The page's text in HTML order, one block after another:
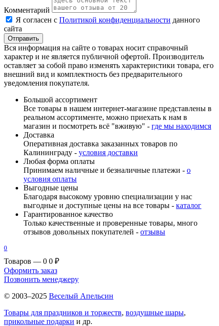
Комментарий
Я согласен с Политикой конфиденциальности данного
сайта
Вся информация на сайте о товарах носит справочный
характер и не является публичной офертой. Производитель
оставляет за собой право изменять характеристики товара, его
внешний вид и комплектность без предварительного
уведомления покупателя.
Большой ассортимент
Все товары в нашем интернет-магазине представлены в
реальном ассортименте, можно приехать к нам в
магазин и посмотреть всё "вживую" - где мы находимся
Доставка
Оперативная доставка заказанных товаров по
Калининграду - условия доставки
Любая форма оплаты
Принимаем наличные и безналичные платежи - о
условия оплаты
Выгодные цены
Благодаря высокому уровню специализации у нас
выгодные и доступные цены на все товары - каталог
Гарантированное качество
Только качественные и проверенные товары, много
отзывов довольных покупателей - отзывы
0
Товаров — 0 0 ₽
Оформить заказ
Позвонить менеджеру
© 2003–2025 Веселый Апельсин
Товары для праздников и торжеств, воздушные шары,
прикольные подарки и др.